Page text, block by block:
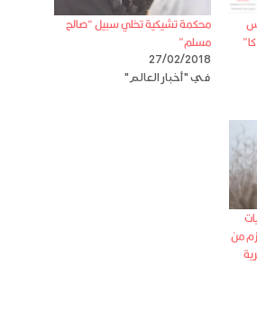
محكمة تشيكية تخلي سبيل “صالح
مسلم”
27/02/2018
في "أخبار العالم"
من